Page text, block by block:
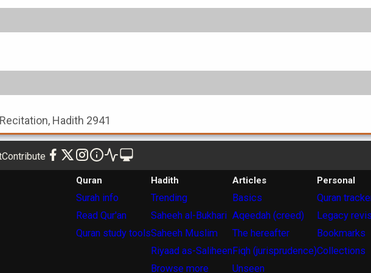
Hadith 2941
Contribute
Quran
Surah info
Read Qur'an
Quran study tools
Hadith
Trending
Saheeh al-Bukhari
Saheeh Muslim
Riyaad as-Saliheen
Browse more
Articles
Basics
Aqeedah (creed)
The hereafter
Fiqh (jurisprudence)
Unseen
Personal
Quran
Legacy
Bookmarks
Collections